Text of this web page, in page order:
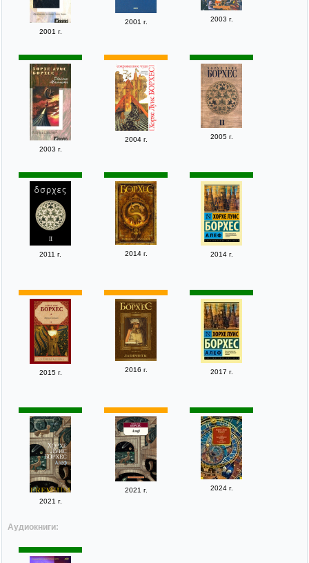
2001 г.
2001 г. 2003 г.
2003 г.
2004 г. 2005 г.
2011 г. 2014 г. 2014 г.
2015 г. 2016 г. 2017 г.
2021 г.
2021 г. 2024 г.
Аудиокниги: